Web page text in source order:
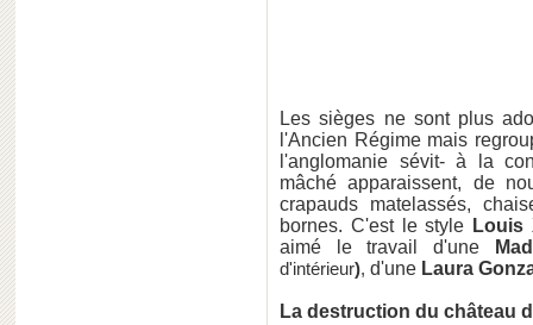
Les sièges ne sont plus
l'Ancien Régime mais
l'anglomanie sévit- à la
mâché apparaissent, de
crapauds matelassés,
bornes. C'est le style Louis
aimé le travail d'une
d'intérieur), d'une Laura
La destruction du château